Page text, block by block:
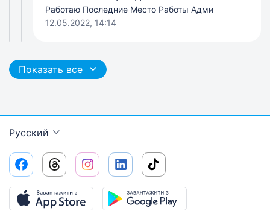
Работаю Последние Место Работы Адми
12.05.2022, 14:14
Показать все
Русский